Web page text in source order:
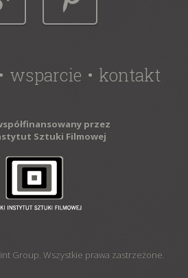
wsparcie kontakt
przez
Group. Wszystkie prawa zastrzeżone.